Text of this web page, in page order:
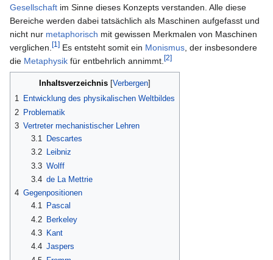
Gesellschaft im Sinne dieses Konzepts verstanden. Alle diese
Bereiche werden dabei tatsächlich als Maschinen aufgefasst und
nicht nur metaphorisch mit gewissen Merkmalen von Maschinen
verglichen.[1] Es entsteht somit ein Monismus, der insbesondere
die Metaphysik für entbehrlich annimmt.[2]
Inhaltsverzeichnis
1 Entwicklung des physikalischen Weltbildes
2 Problematik
3 Vertreter mechanistischer Lehren
3.1
Descartes
3.2
Leibniz
3.3 Wolff
3.4 de La Mettrie
4 Gegenpositionen
4.1
Pascal
4.2 Berkeley
4.3
Kant
4.4 Jaspers